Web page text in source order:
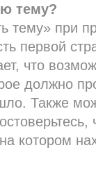
тему?
тему» при
первой
что
должно
Также
котором